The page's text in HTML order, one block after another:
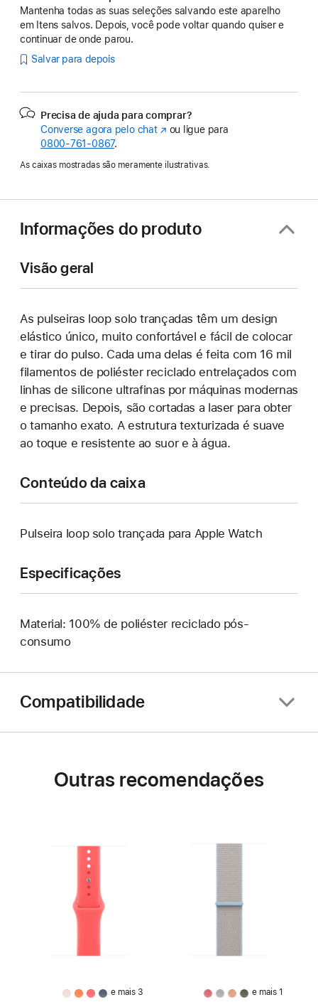
Mantenha todas as suas seleções salvando este aparelho
em Itens salvos. Depois, você pode voltar quando quiser e
continuar de onde parou.
Salvar para depois
Precisa de ajuda para comprar?
Converse agora pelo chat(o
em
nova
ou ligue para
0800-761-0867.
As caixas mostradas são meramente ilustrativas.
Informações do produto
Visão geral
As pulseiras loop solo trançadas têm um design
elástico único, muito confortável e fácil de colocar
e tirar do pulso. Cada uma delas é feita com 16 mil
filamentos de poliéster reciclado entrelaçados com
linhas de silicone ultrafinas por máquinas modernas
e precisas. Depois, são cortadas a laser para obter
o tamanho exato. A estrutura texturizada é suave
ao toque e resistente ao suor e à água.
Conteúdo da caixa
Pulseira loop solo trançada para Apple Watch
Especificações
Material: 100% de poliéster reciclado pós-
consumo
Compatibilidade
Outras recomendações
e mais 3 e mais 1